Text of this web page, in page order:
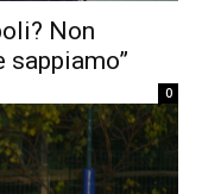
Non
sappiamo”
0